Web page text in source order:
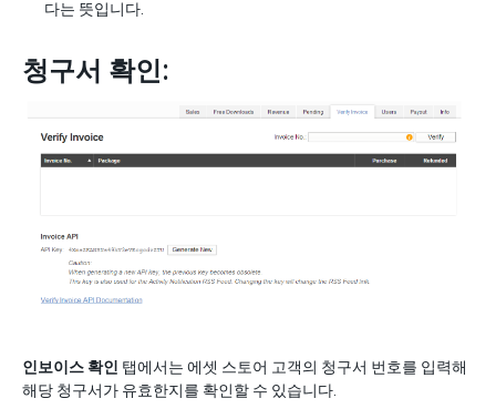
다는 뜻입니다.
청구서 확인:
인보이스 확인 탭에서는 에셋 스토어 고객의 청구서 번호를 입력해
해당 청구서가 유효한지를 확인할 수 있습니다.